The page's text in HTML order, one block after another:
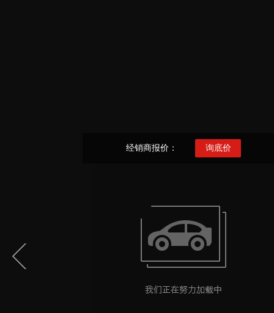
经销商报价： 询底价